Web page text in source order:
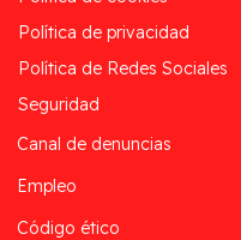
Política de privacidad
Política de Redes Sociales
Seguridad
Canal de denuncias
Empleo
Código ético